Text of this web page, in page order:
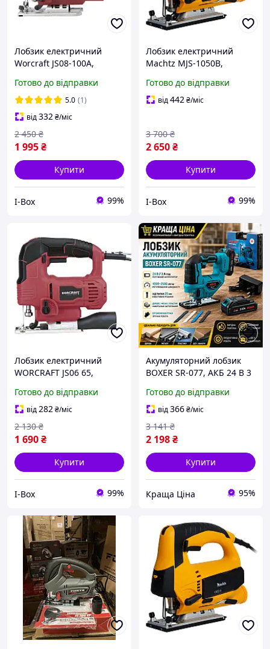
Лобзик електричний
Worcraft JS08-100А,
мережевий
Готово до відправки
5.0 (1)
від332₴/міс
1 995₴
2 450 ₴
Купити
I-Box 99%
Лобзик електричний
Mаchtz MJS-1050B,
Готово до відправки
від442₴/міс
2 650₴
3 700 ₴
Купити
I-Box 99%
Лобзик електричний
WORCRAFT JS06 65,
мережевий
Готово до відправки
від282₴/міс
1 690₴
2 130 ₴
Купити
I-Box 99%
Акумуляторний лобзик
BOXER SR-077, АКБ 24 В 3
регулювання 1000 2500
об/хв
Готово до відправки
від366₴/міс
2 198₴
3 141 ₴
Купити
Краща Ціна 95%